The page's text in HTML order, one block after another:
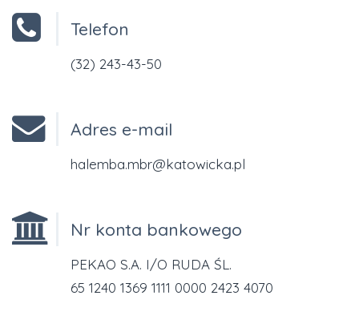
Telefon
(32) 243-43-50
Adres e-mail
halemba.mbr@katowicka.pl
Nr konta bankowego
PEKAO S.A. I/O RUDA ŚL.
65 1240 1369 1111 0000 2423 4070